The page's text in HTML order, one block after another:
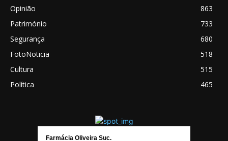
Opinião
863
Património
733
Segurança
680
FotoNoticia
518
Cultura
515
Política
465